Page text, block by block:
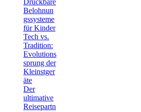
Druckbare
Belohnun
gssysteme
für Kinder
Tech vs.
Tradition:
Evolutions
sprung der
Kleinstger
äte
Der
ultimative
Reisepartn